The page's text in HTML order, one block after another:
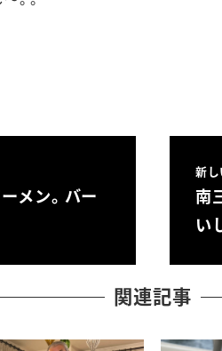
メン。バー
新し
南
い
関連記事